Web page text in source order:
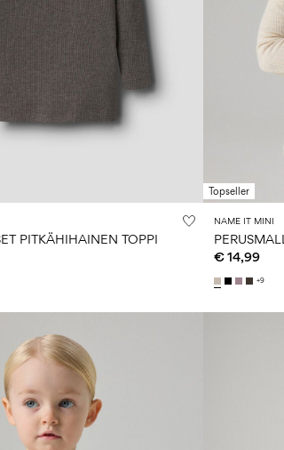
PITKÄHIHAINEN TOPPI
Topseller
NAME IT MINI
€ 14,99
+9